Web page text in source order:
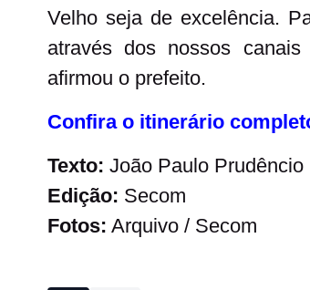
Velho seja de excelência.
através dos nossos canais
afirmou o prefeito.
Confira o itinerário
Texto: João Paulo Prudêncio
Edição: Secom
Fotos: Arquivo / Secom